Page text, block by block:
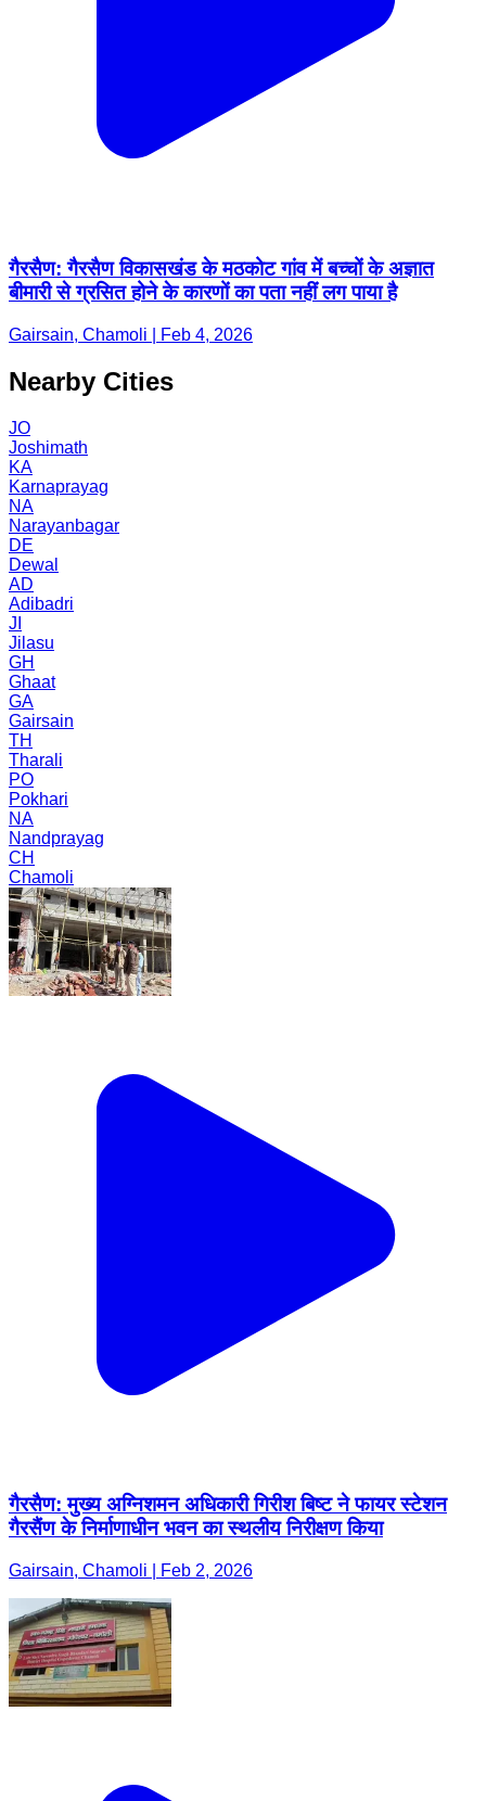
गैरसैण: गैरसैण विकासखंड के मठकोट गांव में बच्चों के अज्ञात
बीमारी से ग्रसित होने के कारणों का पता नहीं लग पाया है
Gairsain, Chamoli | Feb 4, 2026
Nearby Cities
JO
Joshimath
KA
Karnaprayag
NA
Narayanbagar
DE
Dewal
AD
Adibadri
JI
Jilasu
GH
Ghaat
GA
Gairsain
TH
Tharali
PO
Pokhari
NA
Nandprayag
CH
Chamoli
गैरसैण: मुख्य अग्निशमन अधिकारी गिरीश बिष्ट ने फायर स्टेशन
गैरसैंण के निर्माणाधीन भवन का स्थलीय निरीक्षण किया
Gairsain, Chamoli | Feb 2, 2026